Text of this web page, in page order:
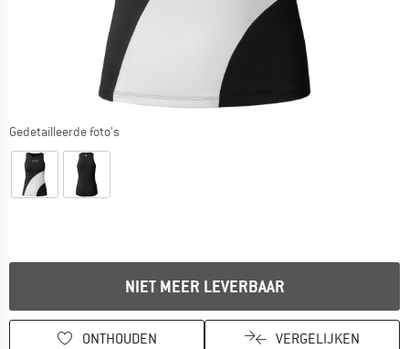
Gedetailleerde foto's
NIET MEER LEVERBAAR
ONTHOUDEN VERGELIJKEN